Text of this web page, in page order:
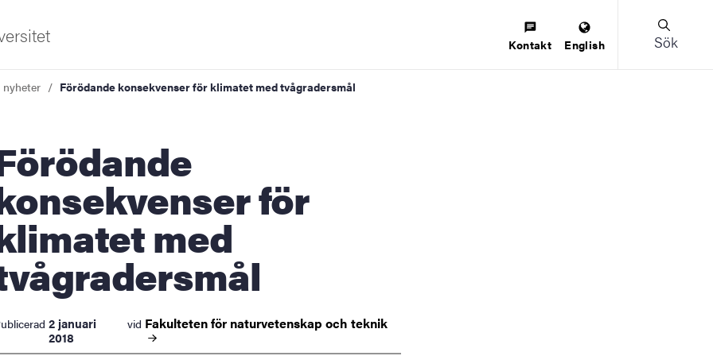
innovation
Kontakt English Sök
nyheter Förödande konsekvenser för klimatet med tvågradersmål
för
med
2 januari
2018
vid Fakulteten för naturvetenskap ochteknik